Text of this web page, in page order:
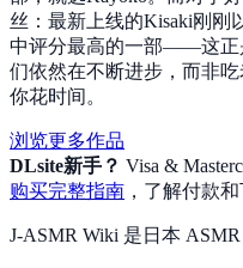
丝：最新上线的Kisaki刚刚
中评分最高的一部——这正
们依然在不断进步，而非
你花时间。
浏览更多作品
DLsite新手？ Visa &
购买完整指南 ，了解付款和
J-ASMR Wiki 是日本